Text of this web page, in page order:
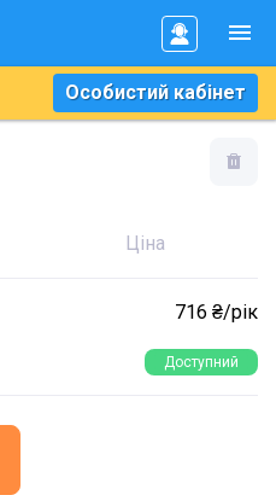
Особистий кабінет
Ціна
716 ₴/рік
Доступний